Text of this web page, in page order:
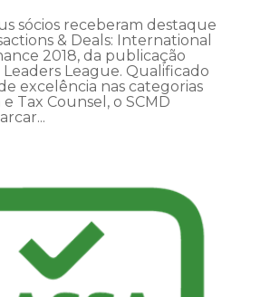
sócios receberam destaque
& Deals: International
2018, da publicação
League. Qualificado
excelência nas categorias
Tax Counsel, o SCMD